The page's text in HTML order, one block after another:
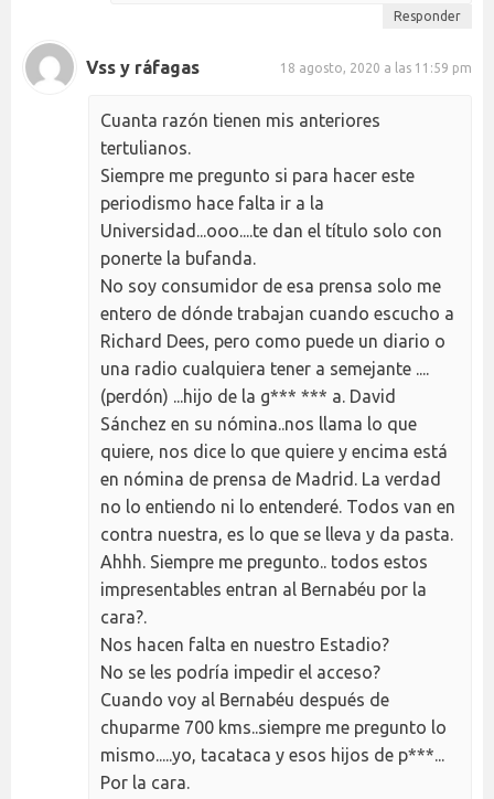
Responder
Vss y ráfagas 18 agosto, 2020 a las 11:59 pm
Cuanta razón tienen mis anteriores
tertulianos.
Siempre me pregunto si para hacer este
periodismo hace falta ir a la
Universidad...ooo....te dan el título solo con
ponerte la bufanda.
No soy consumidor de esa prensa solo me
entero de dónde trabajan cuando escucho a
Richard Dees, pero como puede un diario o
una radio cualquiera tener a semejante ....
(perdón) ...hijo de la g*** *** a. David
Sánchez en su nómina..nos llama lo que
quiere, nos dice lo que quiere y encima está
en nómina de prensa de Madrid. La verdad
no lo entiendo ni lo entenderé. Todos van en
contra nuestra, es lo que se lleva y da pasta.
Ahhh. Siempre me pregunto.. todos estos
impresentables entran al Bernabéu por la
cara?.
Nos hacen falta en nuestro Estadio?
No se les podría impedir el acceso?
Cuando voy al Bernabéu después de
chuparme 700 kms..siempre me pregunto lo
mismo.....yo, tacataca y esos hijos de p***...
Por la cara.